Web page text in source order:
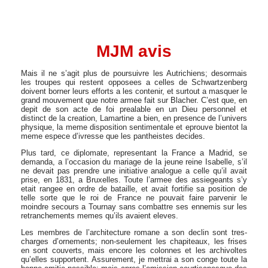
MJM avis
Mais il ne s’agit plus de poursuivre les Autrichiens; desormais
les troupes qui restent opposees a celles de Schwartzenberg
doivent borner leurs efforts a les contenir, et surtout a masquer le
grand mouvement que notre armee fait sur Blacher. C’est que, en
depit de son acte de foi prealable en un Dieu personnel et
distinct de la creation, Lamartine a bien, en presence de l’univers
physique, la meme disposition sentimentale et eprouve bientot la
meme espece d’ivresse que les pantheistes decides.
Plus tard, ce diplomate, representant la France a Madrid, se
demanda, a l’occasion du mariage de la jeune reine Isabelle, s’il
ne devait pas prendre une initiative analogue a celle qu’il avait
prise, en 1831, a Bruxelles. Toute l’armee des assiegeants s’y
etait rangee en ordre de bataille, et avait fortifie sa position de
telle sorte que le roi de France ne pouvait faire parvenir le
moindre secours a Tournay sans combattre ses ennemis sur les
retranchements memes qu’ils avaient eleves.
Les membres de l’architecture romane a son declin sont tres-
charges d’ornements; non-seulement les chapiteaux, les frises
en sont couverts, mais encore les colonnes et les archivoltes
qu’elles supportent. Assurement, je mettrai a son conge toute la